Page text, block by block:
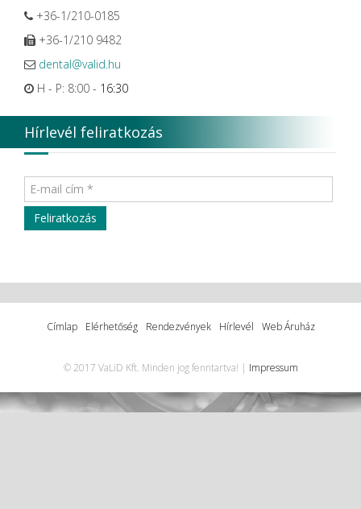
+36-1/210-0185
+36-1/210 9482
dental@valid.hu
H - P: 8:00 - 16:30
Hírlevél feliratkozás
Címlap Elérhetőség Rendezvények Hírlevél Web Áruház
© 2017 VaLiD Kft. Minden jog fenntartva! | Impressum